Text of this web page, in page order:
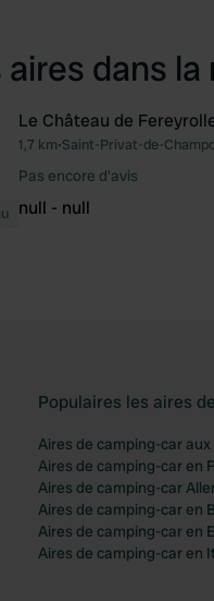
dans la
Le Château de
1,7 km•Saint-Privat-de-
Pas encore d'avis
null - null
Populaires les aires
Aires de camping-car aux
Aires de camping-car en
Aires de camping-car
Aires de camping-car en
Aires de camping-car en
Aires de camping-car en